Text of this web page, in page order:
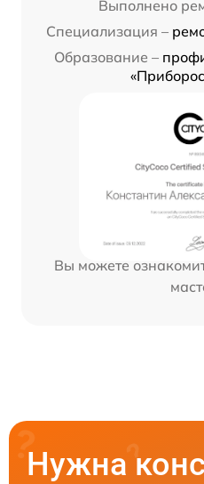
Выполнено
Специализация –
Образование –
Вы можете
Нужна